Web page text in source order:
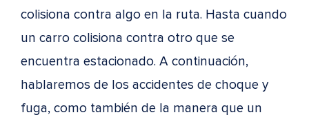
colisiona contra algo en la ruta. Hasta cuando
un carro colisiona contra otro que se
encuentra estacionado. A continuación,
hablaremos de los accidentes de choque y
fuga, como también de la manera que un